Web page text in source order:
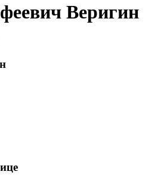
Веригин